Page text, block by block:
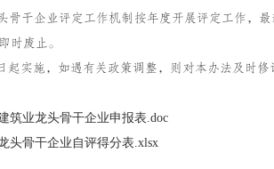
骨干企业评定工作机制按年度开展评定工作，
时废止。
起实施，如遇有关政策调整，则对本办法及时修
筑业龙头骨干企业申报表.doc
头骨干企业自评得分表.xlsx